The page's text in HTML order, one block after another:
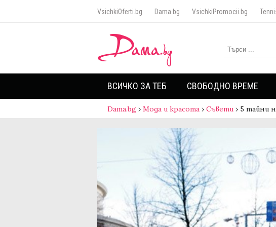
VsichkiOferti.bg Dama.bg VsichkiPromocii.bg
ВСИЧКО ЗА ТЕБ СВОБОДНО ВРЕМЕ
Dama.bg › Мода и красота › Съвети › 5 тайни